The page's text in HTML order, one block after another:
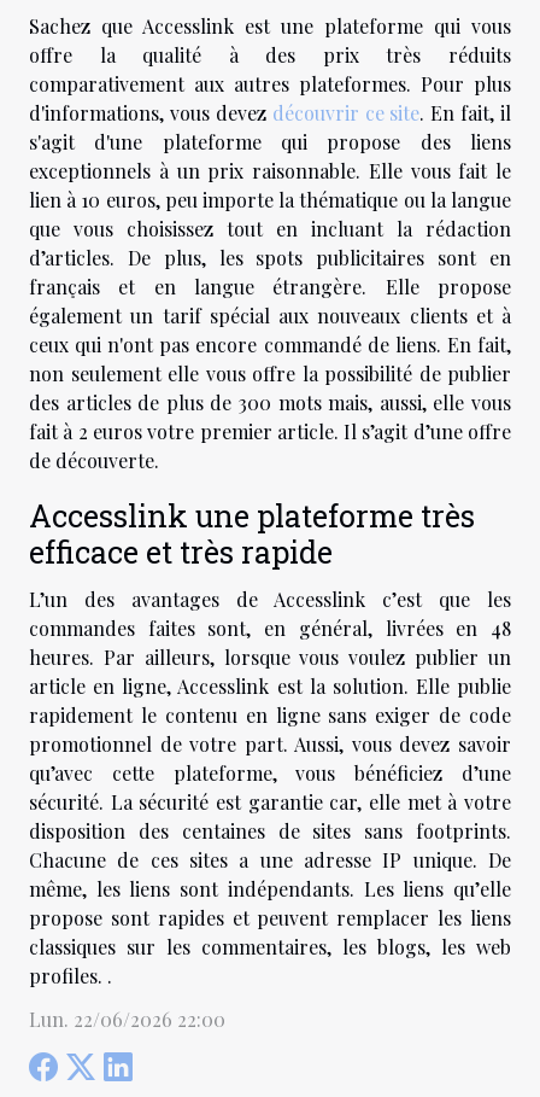
Sachez que Accesslink est une plateforme qui vous
offre la qualité à des prix très réduits
comparativement aux autres plateformes. Pour plus
d'informations, vous devez découvrir ce site. En fait, il
s'agit d'une plateforme qui propose des liens
exceptionnels à un prix raisonnable. Elle vous fait le
lien à 10 euros, peu importe la thématique ou la langue
que vous choisissez tout en incluant la rédaction
d’articles. De plus, les spots publicitaires sont en
français et en langue étrangère. Elle propose
également un tarif spécial aux nouveaux clients et à
ceux qui n'ont pas encore commandé de liens. En fait,
non seulement elle vous offre la possibilité de publier
des articles de plus de 300 mots mais, aussi, elle vous
fait à 2 euros votre premier article. Il s’agit d’une offre
de découverte.
Accesslink une plateforme très
efficace et très rapide
L’un des avantages de Accesslink c’est que les
commandes faites sont, en général, livrées en 48
heures. Par ailleurs, lorsque vous voulez publier un
article en ligne, Accesslink est la solution. Elle publie
rapidement le contenu en ligne sans exiger de code
promotionnel de votre part. Aussi, vous devez savoir
qu’avec cette plateforme, vous bénéficiez d’une
sécurité. La sécurité est garantie car, elle met à votre
disposition des centaines de sites sans footprints.
Chacune de ces sites a une adresse IP unique. De
même, les liens sont indépendants. Les liens qu’elle
propose sont rapides et peuvent remplacer les liens
classiques sur les commentaires, les blogs, les web
profiles. .
Lun. 22/06/2026 22:00